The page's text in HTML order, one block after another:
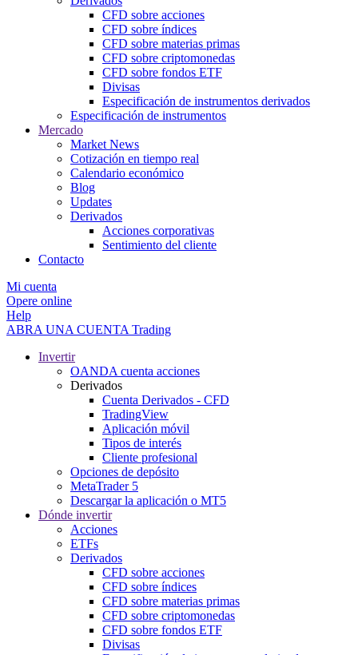
CFD sobre acciones
CFD sobre índices
CFD sobre materias primas
CFD sobre criptomonedas
CFD sobre fondos ETF
Divisas
Especificación de instrumentos derivados
Especificación de instrumentos
Mercado
Market News
Cotización en tiempo real
Calendario económico
Blog
Updates
Derivados
Acciones corporativas
Sentimiento del cliente
Contacto
Mi cuenta
Opere online
Help
ABRA UNA CUENTA Trading
Invertir
OANDA cuenta acciones
Derivados
Cuenta Derivados - CFD
TradingView
Aplicación móvil
Tipos de interés
Cliente profesional
Opciones de depósito
MetaTrader 5
Descargar la aplicación o MT5
Dónde invertir
Acciones
ETFs
Derivados
CFD sobre acciones
CFD sobre índices
CFD sobre materias primas
CFD sobre criptomonedas
CFD sobre fondos ETF
Divisas